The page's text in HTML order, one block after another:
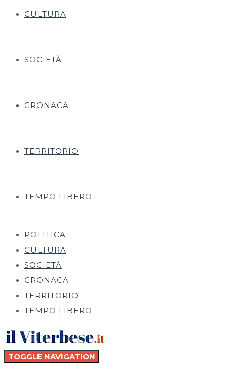
CULTURA
SOCIETÀ
CRONACA
TERRITORIO
TEMPO LIBERO
POLITICA
CULTURA
SOCIETÀ
CRONACA
TERRITORIO
TEMPO LIBERO
TOGGLE NAVIGATION